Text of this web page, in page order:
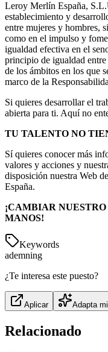
Leroy Merlín España,
establecimiento y
entre mujeres y hombres,
como en el impulso y
igualdad efectiva en el
principio de igualdad
de los ámbitos en los que
marco de la
Si quieres desarrollar el
abierta para ti. Aquí no
TU TALENTO NO
Sí quieres conocer más
valores y acciones y
disposición nuestra Web
España.
¡CAMBIAR
MANOS!
Keywords
ademning
¿Te interesa este puesto?
Aplicar Adapta
Relacionado